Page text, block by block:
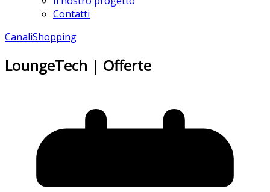
Contatti
CanaliShopping
LoungeTech | Offerte